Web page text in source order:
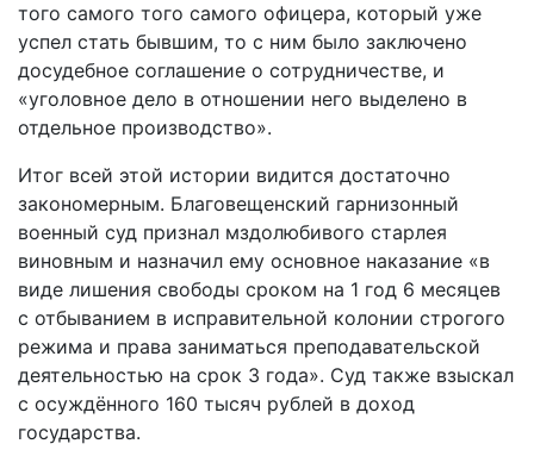
того самого того самого офицера, который уже
успел стать бывшим, то с ним было заключено
досудебное соглашение о сотрудничестве, и
«уголовное дело в отношении него выделено в
отдельное производство».
Итог всей этой истории видится достаточно
закономерным. Благовещенский гарнизонный
военный суд признал мздолюбивого старлея
виновным и назначил ему основное наказание «в
виде лишения свободы сроком на 1 год 6 месяцев
с отбыванием в исправительной колонии строгого
режима и права заниматься преподавательской
деятельностью на срок 3 года». Суд также взыскал
с осуждённого 160 тысяч рублей в доход
государства.